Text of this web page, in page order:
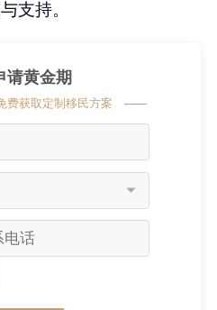
支持。
请黄金期
费获取定制移民方案